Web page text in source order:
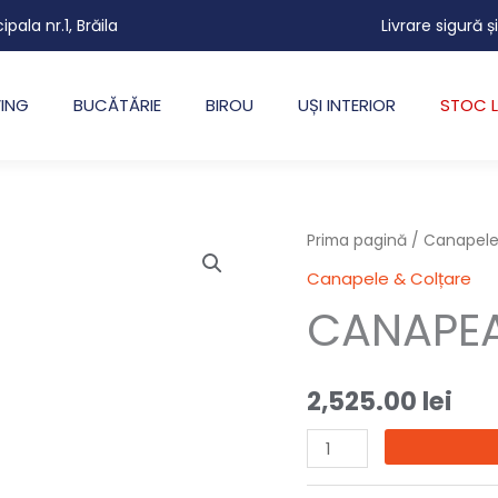
nr.1, Brăila Livrare sigură
BUCĂTĂRIE BIROU UȘI INTERIOR STOC
Prima pagină /
Canapele & Colțare
2,525.00 lei
Cantitate
CANAPEA